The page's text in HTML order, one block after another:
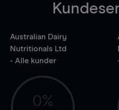
Australian Dairy
Nutritionals Ltd
- Alle kunder
0%